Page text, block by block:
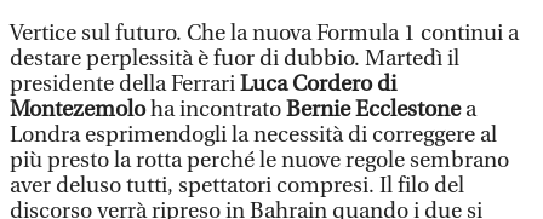
Vertice sul futuro. Che la nuova Formula 1 continui a
destare perplessità è fuor di dubbio. Martedì il
presidente della FerrariLuca Cordero di
Montezemoloha incontratoBernie Ecclestonea
Londra esprimendogli la necessità di correggere al
più presto la rotta perché le nuove regole sembrano
aver deluso tutti, spettatori compresi. Il filo del
discorso verrà ripreso in Bahrain quando i due si